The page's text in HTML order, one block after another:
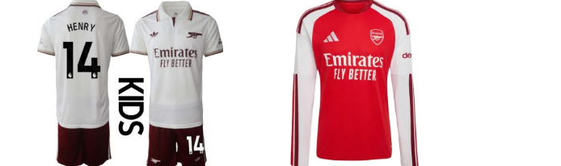
lahko
izberete
na
strani
izdelka
lahko
na
strani
izdelka